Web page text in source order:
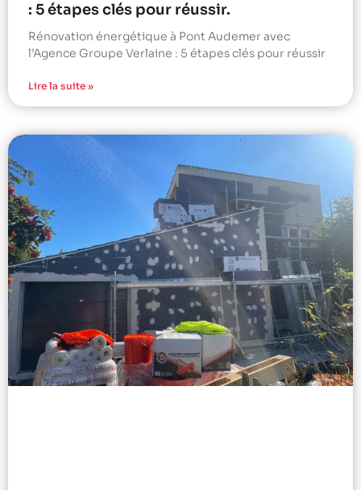
: 5 étapes clés pour réussir.
Rénovation énergétique à Pont Audemer avec
l’Agence Groupe Verlaine : 5 étapes clés pour réussir
Lire la suite »